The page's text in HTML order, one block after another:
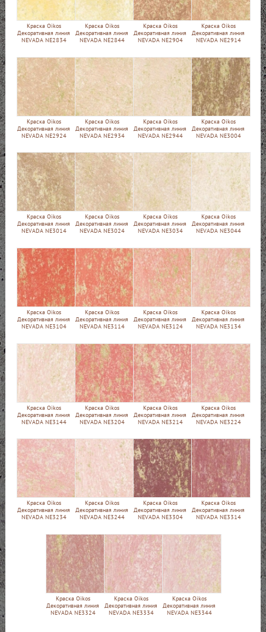
Краска Oikos
Декоративная линия
NEVADA NE2834
Краска Oikos
Декоративная линия
NEVADA NE2844
Краска Oikos
Декоративная линия
NEVADA NE2904
Краска Oikos
Декоративная линия
NEVADA NE2914
Краска Oikos
Декоративная линия
NEVADA NE2924
Краска Oikos
Декоративная линия
NEVADA NE2934
Краска Oikos
Декоративная линия
NEVADA NE2944
Краска Oikos
Декоративная линия
NEVADA NE3004
Краска Oikos
Декоративная линия
NEVADA NE3014
Краска Oikos
Декоративная линия
NEVADA NE3024
Краска Oikos
Декоративная линия
NEVADA NE3034
Краска Oikos
Декоративная линия
NEVADA NE3044
Краска Oikos
Декоративная линия
NEVADA NE3104
Краска Oikos
Декоративная линия
NEVADA NE3114
Краска Oikos
Декоративная линия
NEVADA NE3124
Краска Oikos
Декоративная линия
NEVADA NE3134
Краска Oikos
Декоративная линия
NEVADA NE3144
Краска Oikos
Декоративная линия
NEVADA NE3204
Краска Oikos
Декоративная линия
NEVADA NE3214
Краска Oikos
Декоративная линия
NEVADA NE3224
Краска Oikos
Декоративная линия
NEVADA NE3234
Краска Oikos
Декоративная линия
NEVADA NE3244
Краска Oikos
Декоративная линия
NEVADA NE3304
Краска Oikos
Декоративная линия
NEVADA NE3314
Краска Oikos
Декоративная линия
NEVADA NE3324
Краска Oikos
Декоративная линия
NEVADA NE3334
Краска Oikos
Декоративная линия
NEVADA NE3344